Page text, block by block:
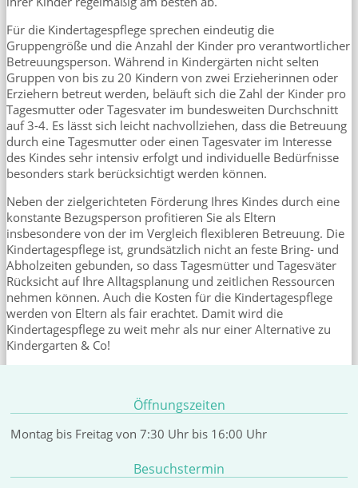
Für die Kindertagespflege sprechen eindeutig die
Gruppengröße und die Anzahl der Kinder pro verantwortlicher
Betreuungsperson. Während in Kindergärten nicht selten
Gruppen von bis zu 20 Kindern von zwei Erzieherinnen oder
Erziehern betreut werden, beläuft sich die Zahl der Kinder pro
Tagesmutter oder Tagesvater im bundesweiten Durchschnitt
auf 3-4. Es lässt sich leicht nachvollziehen, dass die Betreuung
durch eine Tagesmutter oder einen Tagesvater im Interesse
des Kindes sehr intensiv erfolgt und individuelle Bedürfnisse
besonders stark berücksichtigt werden können.
Neben der zielgerichteten Förderung Ihres Kindes durch eine
konstante Bezugsperson profitieren Sie als Eltern
insbesondere von der im Vergleich flexibleren Betreuung. Die
Kindertagespflege ist, grundsätzlich nicht an feste Bring- und
Abholzeiten gebunden, so dass Tagesmütter und Tagesväter
Rücksicht auf Ihre Alltagsplanung und zeitlichen Ressourcen
nehmen können. Auch die Kosten für die Kindertagespflege
werden von Eltern als fair erachtet. Damit wird die
Kindertagespflege zu weit mehr als nur einer Alternative zu
Kindergarten & Co!
Öffnungszeiten
Montag bis Freitag von 7:30 Uhr bis 16:00 Uhr
Besuchstermin